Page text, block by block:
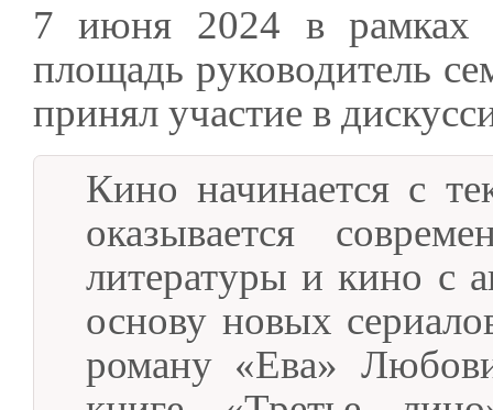
7 июня 2024 в рамках
площадь руководитель
принял участие в
Кино начинается с
оказывается
литературы и кино с
основу новых
роману «Ева»